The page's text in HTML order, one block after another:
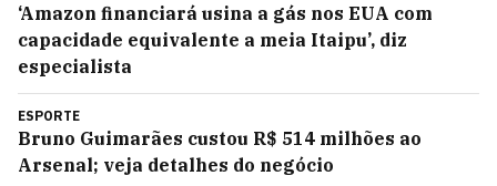
‘Amazon financiará usina a gás nos EUA com
capacidade equivalente a meia Itaipu’, diz
especialista
ESPORTE
Bruno Guimarães custou R$ 514 milhões ao
Arsenal; veja detalhes do negócio